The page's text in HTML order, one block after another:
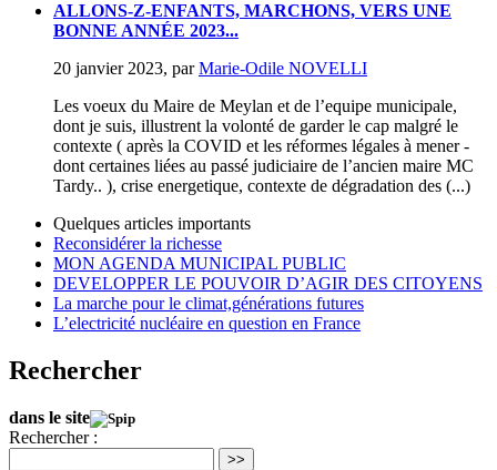
ALLONS-Z-ENFANTS, MARCHONS, VERS UNE
BONNE ANNÉE 2023...
20 janvier 2023, parMarie-Odile NOVELLI
Les voeux du Maire de Meylan et de l’equipe municipale,
dont je suis, illustrent la volonté de garder le cap malgré le
contexte ( après la COVID et les réformes légales à mener -
dont certaines liées au passé judiciaire de l’ancien maire MC
Tardy.. ), crise energetique, contexte de dégradation des (...)
Quelques articles importants
Reconsidérer la richesse
MON AGENDA MUNICIPAL PUBLIC
DEVELOPPER LE POUVOIR D’AGIR DES CITOYENS
La marche pour le climat,générations futures
L’electricité nucléaire en question en France
Rechercher
dans le site
Rechercher :
>>